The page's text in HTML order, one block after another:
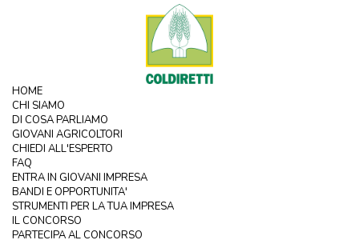
HOME
CHI SIAMO
DI COSA PARLIAMO
GIOVANI AGRICOLTORI
CHIEDI ALL'ESPERTO
FAQ
ENTRA IN GIOVANI IMPRESA
BANDI E OPPORTUNITA'
STRUMENTI PER LA TUA IMPRESA
IL CONCORSO
PARTECIPA AL CONCORSO